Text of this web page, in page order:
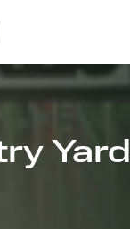
Yard